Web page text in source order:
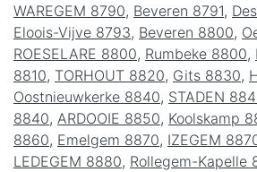
WAREGEM 8790, Beveren 8791,
Eloois-Vijve 8793, Beveren 8800,
ROESELARE 8800, Rumbeke 8800,
8810, TORHOUT 8820, Gits 8830,
Oostnieuwkerke 8840, STADEN
8840, ARDOOIE 8850, Koolskamp
8860, Emelgem 8870, IZEGEM
LEDEGEM 8880, Rollegem-Kapelle